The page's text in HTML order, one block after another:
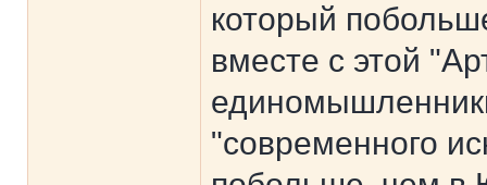
который
вместе с этой
"современного